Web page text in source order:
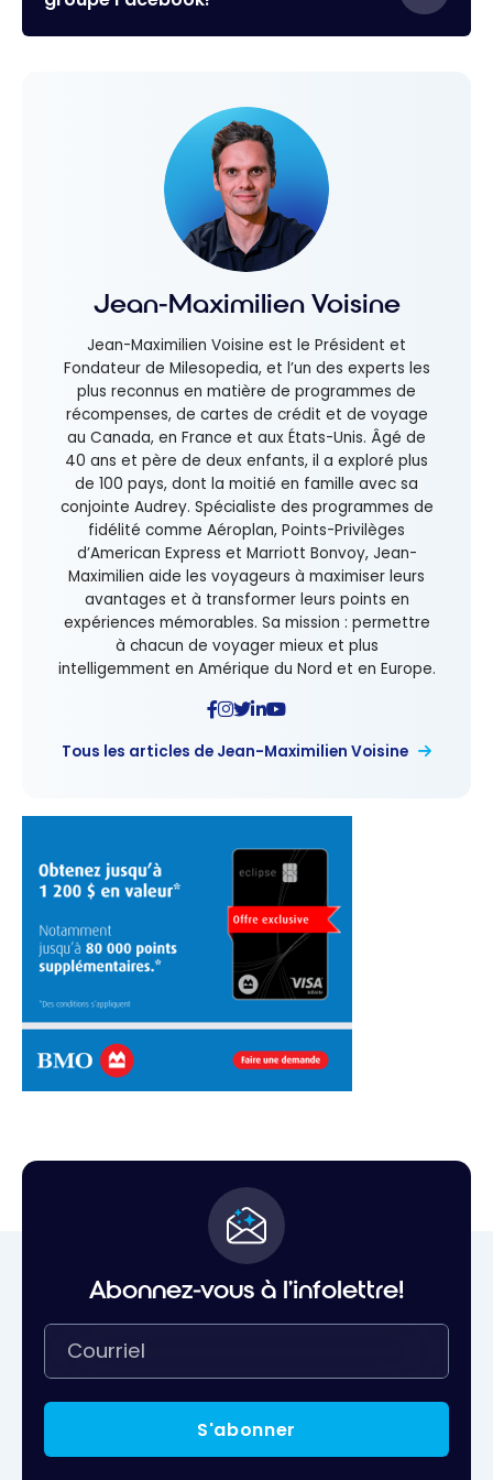
Jean-Maximilien Voisine
Jean-Maximilien Voisine est le Président et
Fondateur de Milesopedia, et l’un des experts les
plus reconnus en matière de programmes de
récompenses, de cartes de crédit et de voyage
au Canada, en France et aux États-Unis. Âgé de
40 ans et père de deux enfants, il a exploré plus
de 100 pays, dont la moitié en famille avec sa
conjointe Audrey. Spécialiste des programmes de
fidélité comme Aéroplan, Points-Privilèges
d’American Express et Marriott Bonvoy, Jean-
Maximilien aide les voyageurs à maximiser leurs
avantages et à transformer leurs points en
expériences mémorables. Sa mission : permettre
à chacun de voyager mieux et plus
intelligemment en Amérique du Nord et en Europe.
Tous les articles de Jean-Maximilien Voisine
Abonnez-vous à l'infolettre!
S'abonner